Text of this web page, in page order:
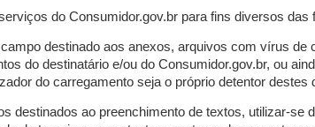
do Consumidor.gov.br para fins diversos das
destinado aos anexos, arquivos com vírus
do destinatário e/ou do Consumidor.gov.br, ou
do carregamento seja o próprio detentor destes
destinados ao preenchimento de textos, utilizar-